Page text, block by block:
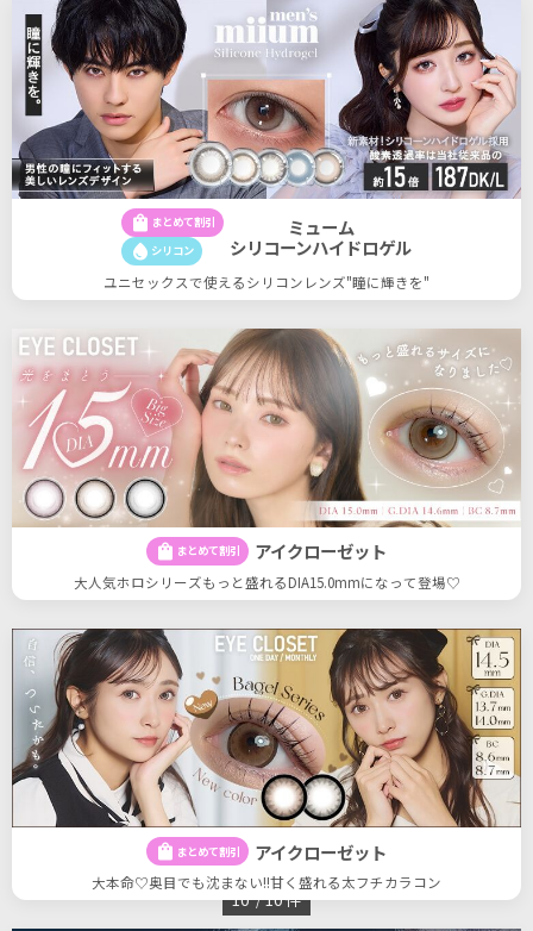
10 10件
shopping_bag まとめて割引
water_drop シリコン
ミューム
シリコーンハイドロゲル
ユニセックスで使えるシリコンレンズ"瞳に輝きを"
shopping_bag まとめて割引 アイクローゼット
大人気ホロシリーズもっと盛れるDIA15.0mmになって登場♡
shopping_bag まとめて割引 アイクローゼット
大本命♡奥目でも沈まない!!甘く盛れる太フチカラコン